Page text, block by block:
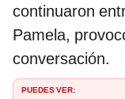
continuaron
Pamela,
conversación.
PUEDES VER: